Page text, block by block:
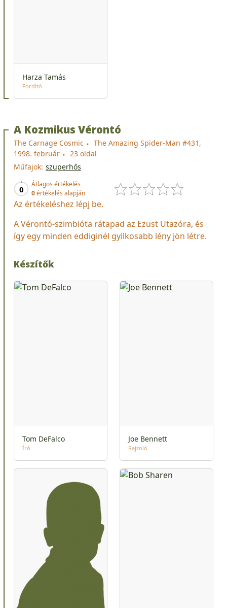
Harza Tamás
Fordító
A Kozmikus Vérontó
The Carnage Cosmic
The Amazing Spider-Man #431,
1998. február
23 oldal
Műfajok: szuperhős
0
Átlagos értékelés
0értékelés alapján
Az értékeléshez lépj be.
A Vérontó-szimbióta rátapad az Ezüst Utazóra, és
így egy minden eddiginél gyilkosabb lény jön létre.
Készítők
Tom DeFalco
Író
Joe Bennett
Rajzoló